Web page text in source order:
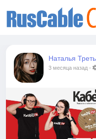
Наталья
3 месяца назад -